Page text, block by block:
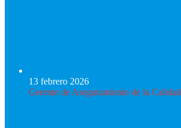
13 febrero 2026
Gerente de Aseguramiento de la Calidad